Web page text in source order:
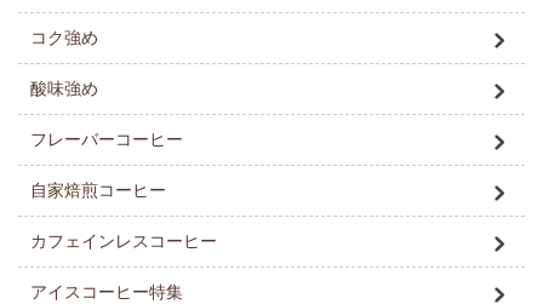
コク強め
酸味強め
フレーバーコーヒー
自家焙煎コーヒー
カフェインレスコーヒー
アイスコーヒー特集